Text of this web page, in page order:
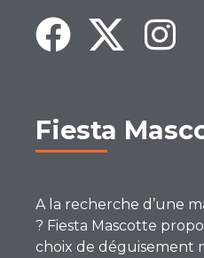
Fiesta
A la recherche d’une
? Fiesta Mascotte
choix de déguisement